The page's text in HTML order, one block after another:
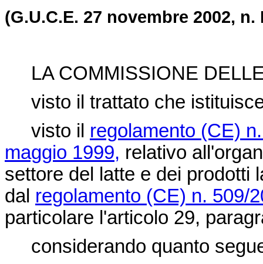
(G.U.C.E. 27 novembre 2002, n.
LA COMMISSIONE
visto il trattato che
visto il regolamento (CE)
maggio 1999, relativo
settore del latte e dei prodotti
dal regolamento (CE) n. 509/
particolare l'articolo 29,
considerando quanto